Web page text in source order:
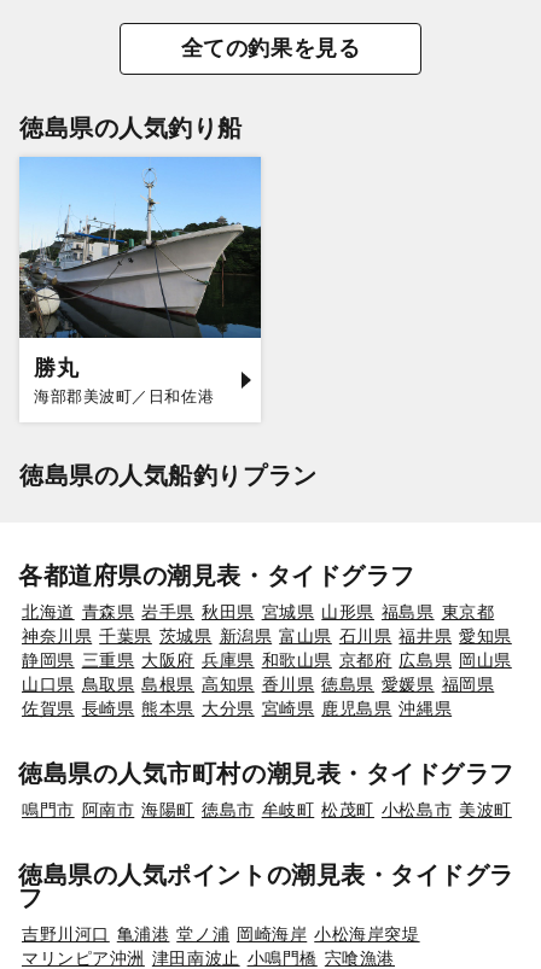
全ての釣果を見る
徳島県の人気釣り船
勝丸
海部郡美波町／日和佐港
徳島県の人気船釣りプラン
各都道府県の潮見表・タイドグラフ
北海道 青森県 岩手県 秋田県 宮城県 山形県 福島県 東京都
神奈川県 千葉県 茨城県 新潟県 富山県 石川県 福井県 愛知県
静岡県 三重県 大阪府 兵庫県 和歌山県 京都府 広島県 岡山県
山口県 鳥取県 島根県 高知県 香川県 徳島県 愛媛県 福岡県
佐賀県 長崎県 熊本県 大分県 宮崎県 鹿児島県 沖縄県
徳島県の人気市町村の潮見表・タイドグラフ
鳴門市 阿南市 海陽町 徳島市 牟岐町 松茂町 小松島市 美波町
徳島県の人気ポイントの潮見表・タイドグラ
フ
吉野川河口 亀浦港 堂ノ浦 岡崎海岸 小松海岸突堤
マリンピア沖洲 津田南波止 小鳴門橋 宍喰漁港